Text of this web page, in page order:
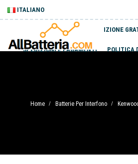
ITALIANO
SPEDIZIONE
SPEDIZIONI E PAGAMENTI POLITICA
Home / Batterie Per Interfono /